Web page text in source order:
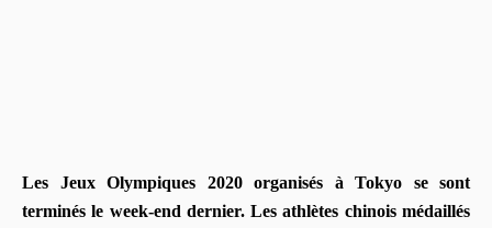
Les Jeux Olympiques 2020 organisés à Tokyo se sont
terminés le week-end dernier. Les athlètes chinois médaillés